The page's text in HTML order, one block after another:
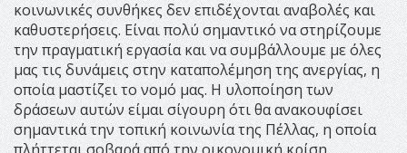
κοινωνικές συνθήκες δεν επιδέχονται αναβολές και
καθυστερήσεις. Είναι πολύ σημαντικό να στηρίζουμε
την πραγματική εργασία και να συμβάλλουμε με όλες
μας τις δυνάμεις στην καταπολέμηση της ανεργίας, η
οποία μαστίζει το νομό μας. Η υλοποίηση των
δράσεων αυτών είμαι σίγουρη ότι θα ανακουφίσει
σημαντικά την τοπική κοινωνία της Πέλλας, η οποία